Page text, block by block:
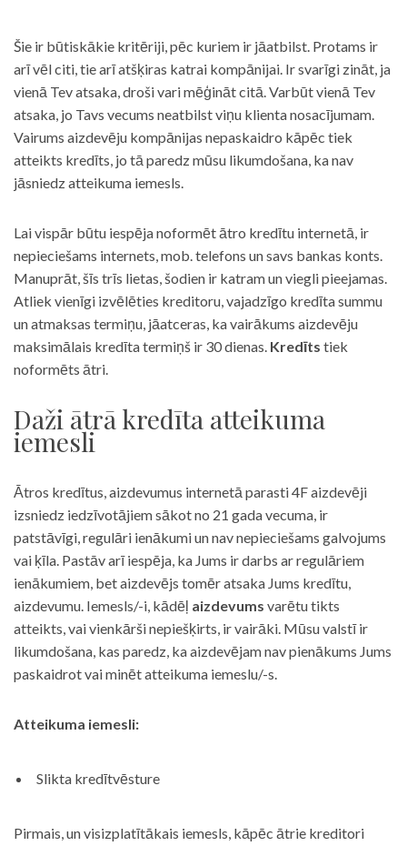
Šie ir būtiskākie kritēriji, pēc kuriem ir jāatbilst. Protams ir
arī vēl citi, tie arī atšķiras katrai kompānijai. Ir svarīgi zināt, ja
vienā Tev atsaka, droši vari mēģināt citā. Varbūt vienā Tev
atsaka, jo Tavs vecums neatbilst viņu klienta nosacījumam.
Vairums aizdevēju kompānijas nepaskaidro kāpēc tiek
atteikts kredīts, jo tā paredz mūsu likumdošana, ka nav
jāsniedz atteikuma iemesls.
Lai vispār būtu iespēja noformēt ātro kredītu internetā, ir
nepieciešams internets, mob. telefons un savs bankas konts.
Manuprāt, šīs trīs lietas, šodien ir katram un viegli pieejamas.
Atliek vienīgi izvēlēties kreditoru, vajadzīgo kredīta summu
un atmaksas termiņu, jāatceras, ka vairākums aizdevēju
maksimālais kredīta termiņš ir 30 dienas. Kredīts tiek
noformēts ātri.
Daži ātrā kredīta atteikuma
iemesli
Ātros kredītus, aizdevumus internetā parasti 4F aizdevēji
izsniedz iedzīvotājiem sākot no 21 gada vecuma, ir
patstāvīgi, regulāri ienākumi un nav nepieciešams galvojums
vai ķīla. Pastāv arī iespēja, ka Jums ir darbs ar regulāriem
ienākumiem, bet aizdevējs tomēr atsaka Jums kredītu,
aizdevumu. Iemesls/-i, kādēļ aizdevums varētu tikts
atteikts, vai vienkārši nepiešķirts, ir vairāki. Mūsu valstī ir
likumdošana, kas paredz, ka aizdevējam nav pienākums Jums
paskaidrot vai minēt atteikuma iemeslu/-s.
Atteikuma iemesli:
Slikta kredītvēsture
Pirmais, un visizplatītākais iemesls, kāpēc ātrie kreditori